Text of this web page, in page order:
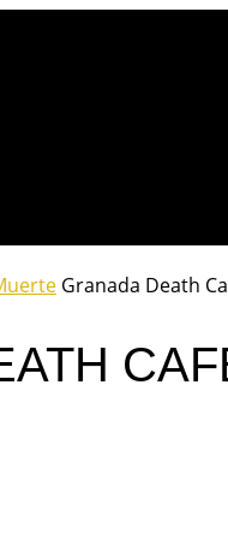
Granada Death